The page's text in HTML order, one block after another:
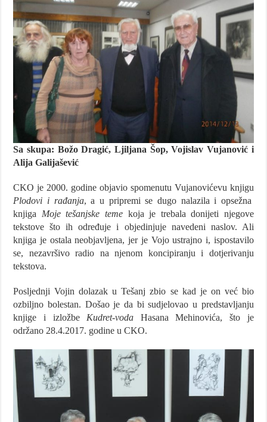
Sa skupa: Božo Dragić, Ljiljana Šop, Vojislav Vujanović i
Alija Galijašević
CKO je 2000. godine objavio spomenutu Vujanovićevu knjigu
Plodovi i rađanja, a u pripremi se dugo nalazila i opsežna
knjiga Moje tešanjske temekoja je trebala donijeti njegove
tekstove što ih određuje i objedinjuje navedeni naslov. Ali
knjiga je ostala neobjavljena, jer je Vojo ustrajno i, ispostavilo
se, nezavršivo radio na njenom koncipiranju i dotjerivanju
tekstova.
Posljednji Vojin dolazak u Tešanj zbio se kad je on već bio
ozbiljno bolestan. Došao je da bi sudjelovao u predstavljanju
knjige i izložbe Kudret-voda Hasana Mehinovića, što je
održano 28.4.2017. godine u CKO.